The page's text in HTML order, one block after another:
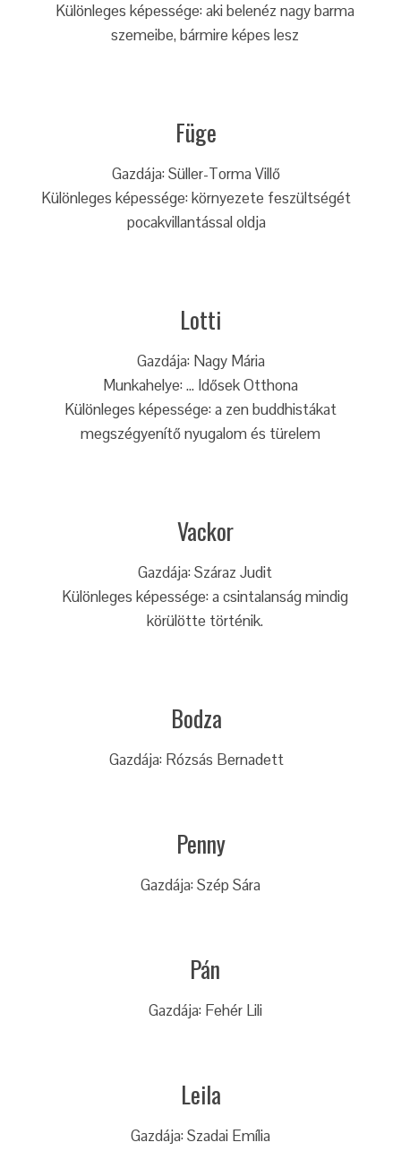
Különleges képessége: aki belenéz nagy barma
szemeibe, bármire képes lesz
Füge
Gazdája: Süller-Torma Villő
Különleges képessége: környezete feszültségét
pocakvillantással oldja
Lotti
Gazdája: Nagy Mária
Munkahelye: … Idősek Otthona
Különleges képessége: a zen buddhistákat
megszégyenítő nyugalom és türelem
Vackor
Gazdája: Száraz Judit
Különleges képessége: a csintalanság mindig
körülötte történik.
Bodza
Gazdája: Rózsás Bernadett
Penny
Gazdája: Szép Sára
Pán
Gazdája: Fehér Lili
Leila
Gazdája: Szadai Emília